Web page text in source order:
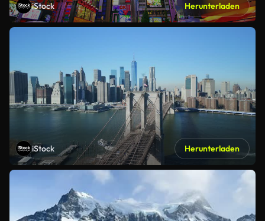
iStock Herunterladen
iStock Herunterladen